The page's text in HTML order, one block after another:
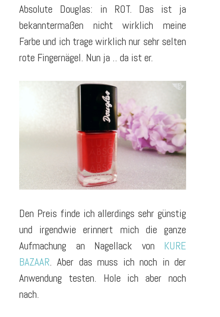
Absolute Douglas: in ROT. Das ist ja
bekanntermaßen nicht wirklich meine
Farbe und ich trage wirklich nur sehr selten
rote Fingernägel. Nun ja .. da ist er.
Den Preis finde ich allerdings sehr günstig
und irgendwie erinnert mich die ganze
Aufmachung an Nagellack von KURE
BAZAAR. Aber das muss ich noch in der
Anwendung testen. Hole ich aber noch
nach.